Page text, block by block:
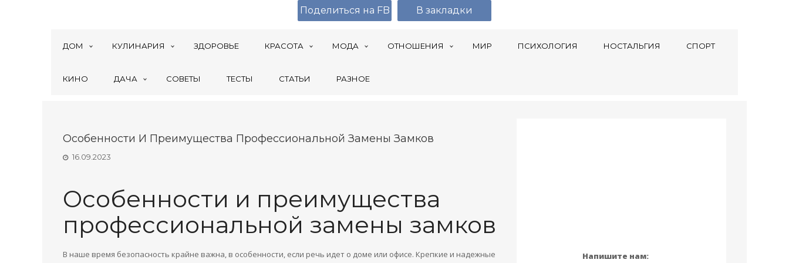
ДОМ КУЛИНАРИЯ ЗДОРОВЬЕ КРАСОТА МОДА ОТНОШЕНИЯ МИР ПСИХОЛОГИЯ НОСТАЛЬГИЯ СПОРТ
КИНО ДАЧА СОВЕТЫ ТЕСТЫ СТАТЬИ РАЗНОЕ
Особенности И Преимущества Профессиональной Замены Замков
16.09.2023
Особенности и преимущества
профессиональной замены замков
В наше время безопасность крайне важна, в особенности, если речь идет о доме или офисе. Крепкие и надежные Напишите нам:
Поделиться на FB В закладки